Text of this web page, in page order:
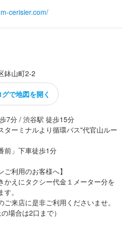
cerisier.com/
鉢山町2-2
で地図を開く
7分 / 渋谷駅 徒歩15分
ターミナルより循環バス"代官山ルー
前」下車徒歩1分
ご利用のお客様へ】
かえにタクシー代金１メーター分を
。
ご来店に是非ご利用くださいませ。
の場合は2口まで）